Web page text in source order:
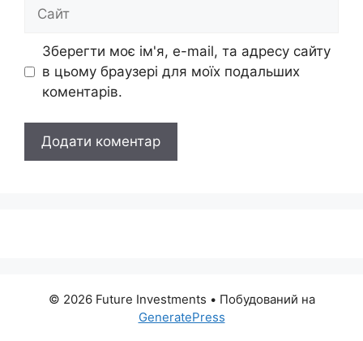
Зберегти моє ім'я, e-mail, та адресу сайту
в цьому браузері для моїх подальших
коментарів.
© 2026 Future Investments • Побудований на
GeneratePress